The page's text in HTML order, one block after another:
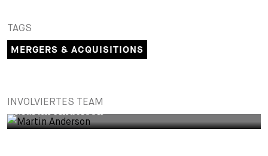
TAGS
MERGERS & ACQUISITIONS
INVOLVIERTES TEAM
Martin Anderson